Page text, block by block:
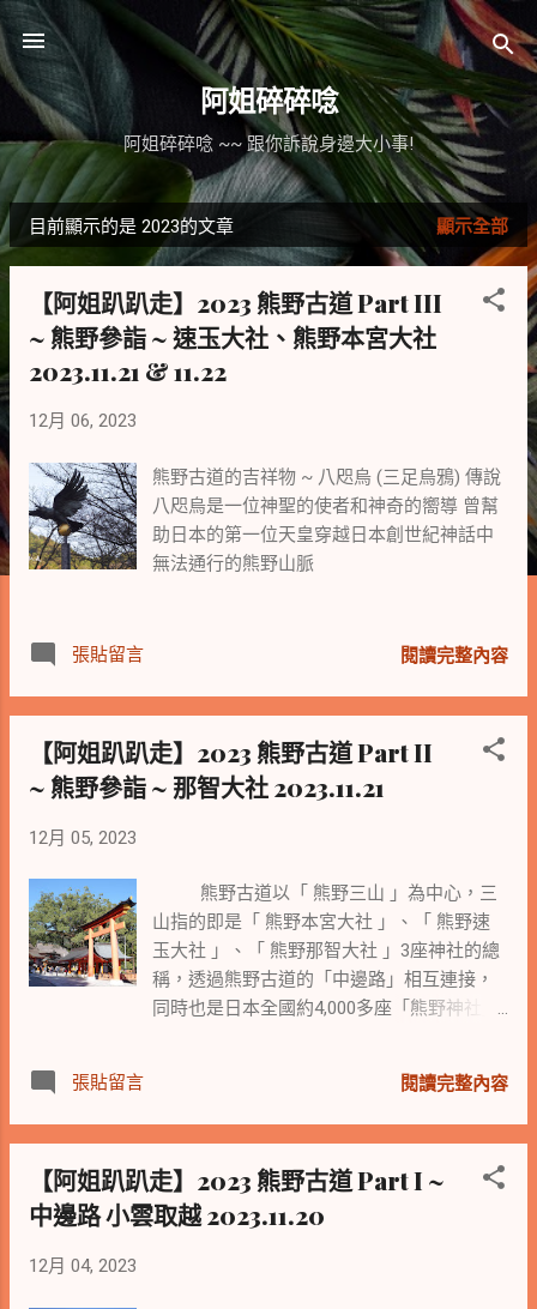
跳到主要內容
阿姐碎碎唸
阿姐碎碎唸 ~~ 跟你訴說身邊大小事!
發
章
目前顯示的是 2023的文章 顯示全部
【阿姐趴趴走】2023 熊野古道 Part III
~ 熊野參詣 ~ 速玉大社、熊野本宮大社
2023.11.21 & 11.22
12月 06, 2023
熊野古道的吉祥物 ~ 八咫烏 (三足烏鴉) 傳說
八咫烏是一位神聖的使者和神奇的嚮導 曾幫
助日本的第一位天皇穿越日本創世紀神話中
無法通行的熊野山脈
張貼留言 閱讀完整內容
【阿姐趴趴走】2023 熊野古道 Part II
~ 熊野參詣 ~ 那智大社 2023.11.21
12月 05, 2023
熊野古道以「 熊野三山 」為中心，三
山指的即是「 熊野本宮大社 」、「 熊野速
玉大社 」、「 熊野那智大社 」3座神社的總
稱，透過熊野古道的「中邊路」相互連接，
同時也是日本全國約4,000多座「熊野神社」
張貼留言 閱讀完整內容
【阿姐趴趴走】2023 熊野古道 Part I ~
中邊路 小雲取越 2023.11.20
12月 04, 2023